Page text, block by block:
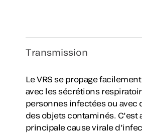
Transmission
Le VRS se propage
avec les sécrétions
personnes infectées ou avec
des objets contaminés. C’est
principale cause virale